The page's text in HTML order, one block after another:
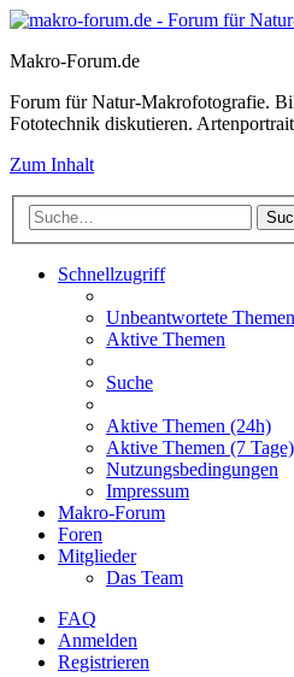
Makro-Forum.de
Forum für Natur-Makrofotografie.
Fototechnik diskutieren.
Zum Inhalt
Schnellzugriff
Unbeantwortete Themen
Aktive Themen
Suche
Aktive Themen (24h)
Aktive Themen (7 Tage)
Nutzungsbedingungen
Impressum
Makro-Forum
Foren
Mitglieder
Das Team
FAQ
Anmelden
Registrieren